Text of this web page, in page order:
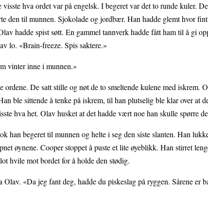
hva ordet var på engelsk. I begeret var det to runde kuler.
den til munnen. Sjokolade og jordbær. Han hadde glemt hvor
hadde spist søtt. En gammel tannverk hadde fått ham til å gi
lo. «Brain-freeze. Spis saktere.»
vinter inne i munnen.»
De satt stille og nøt de to smeltende kulene med iskrem.
ble sittende å tenke på iskrem, til han plutselig ble klar over at
hva het. Olav husket at det hadde vært noe han skulle spørre
han begeret til munnen og helte i seg den siste slanten. Han
øynene. Cooper stoppet å puste et lite øyeblikk. Han stirret
hvile mot bordet for å holde den stødig.
Olav. «Da jeg fant deg, hadde du piskeslag på ryggen. Sårene er